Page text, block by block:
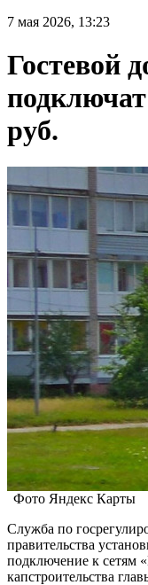
7 мая 2026, 13:23
Гостевой
подключат
руб.
Фото Яндекс Карты
Служба по
правительства
подключение к сетям
капстроительства